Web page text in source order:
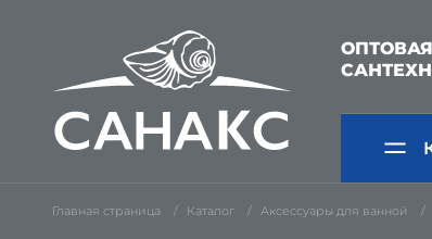
Главная страница Каталог Аксессуары для ванной